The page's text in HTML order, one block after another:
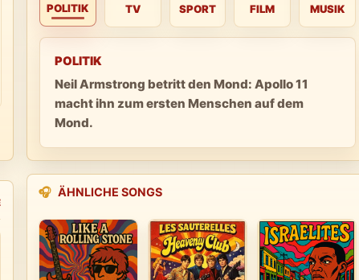
POLITIK TV SPORT FILM MUSIK
POLITIK
Neil Armstrong betritt den Mond: Apollo 11
macht ihn zum ersten Menschen auf dem
Mond.
🎧 ÄHNLICHE SONGS